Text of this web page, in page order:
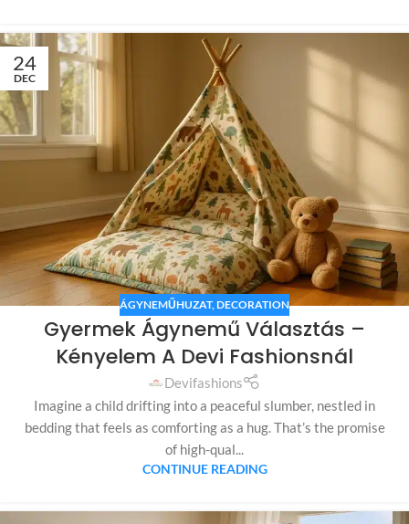
24
DEC
ÁGYNEMŰHUZAT, DECORATION
Gyermek Ágynemű Választás –
Kényelem A Devi Fashionsnál
Devifashions
Imagine a child drifting into a peaceful slumber, nestled in
bedding that feels as comforting as a hug. That’s the promise
of high-qual...
CONTINUE READING